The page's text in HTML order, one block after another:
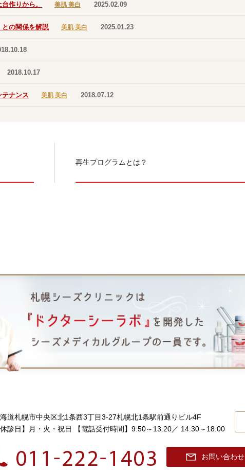
作りから。 美肌 美白 2025.02.09
の関係を解説 美肌 美白 2025.01.23
2018.10.17
テナンス 美肌 美白 2018.07.12
再生プログラムとは？
道札幌市中央区北1条西3丁目3-27札幌北1条駅前通りビル4F
休診日】月・火・祝日
【電話受付時間】9:50～13:20／ 14:30～18:00
お問い合わせ